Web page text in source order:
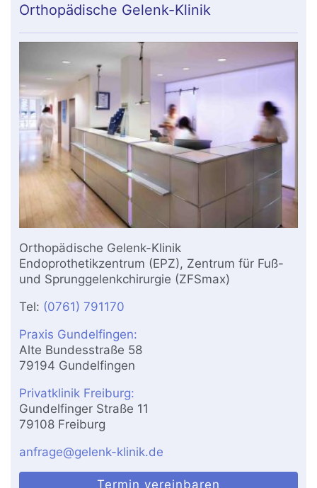
Orthopädische Gelenk-Klinik
Orthopädische Gelenk-Klinik
Endoprothetikzentrum (EPZ), Zentrum für Fuß-
und Sprunggelenkchirurgie (ZFSmax)
Tel: (0761) 791170
Praxis Gundelfingen:
Alte Bundesstraße 58
79194 Gundelfingen
Privatklinik Freiburg:
Gundelfinger Straße 11
79108 Freiburg
anfrage@gelenk-klinik.de
Termin vereinbaren